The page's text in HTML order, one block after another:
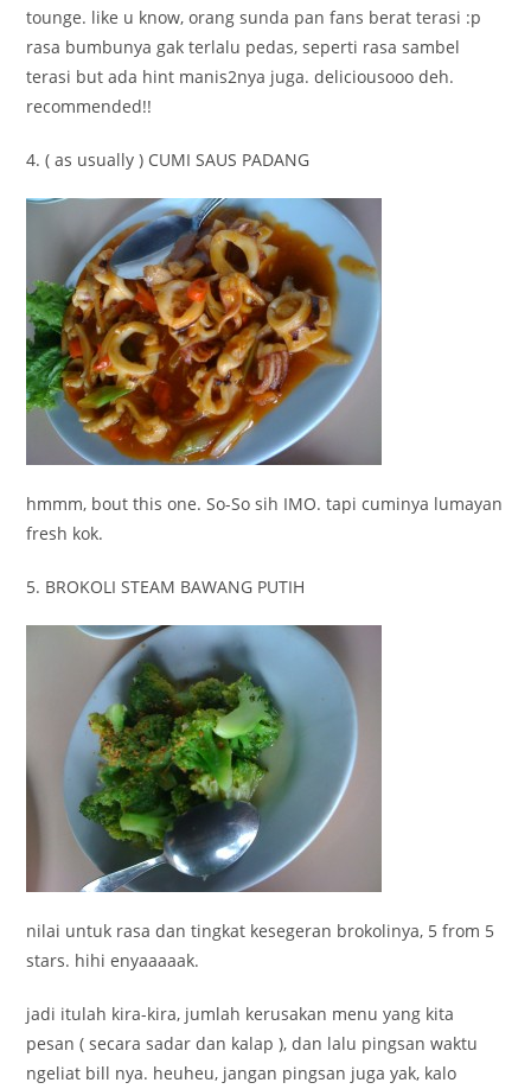
tounge. like u know, orang sunda pan fans berat terasi :p
rasa bumbunya gak terlalu pedas, seperti rasa sambel
terasi but ada hint manis2nya juga. deliciousooo deh.
recommended!!
4. ( as usually ) CUMI SAUS PADANG
hmmm, bout this one. So-So sih IMO. tapi cuminya lumayan
fresh kok.
5. BROKOLI STEAM BAWANG PUTIH
nilai untuk rasa dan tingkat kesegeran brokolinya, 5 from 5
stars. hihi enyaaaaak.
jadi itulah kira-kira, jumlah kerusakan menu yang kita
pesan ( secara sadar dan kalap ), dan lalu pingsan waktu
ngeliat bill nya. heuheu, jangan pingsan juga yak, kalo